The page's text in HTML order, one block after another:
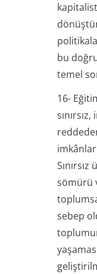
bu
temel
16-
sömürü
sebep